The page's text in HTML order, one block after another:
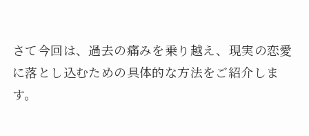
さて今回は、過去の痛みを乗り越え、現実の恋愛
に落とし込むための具体的な方法をご紹介しま
す。